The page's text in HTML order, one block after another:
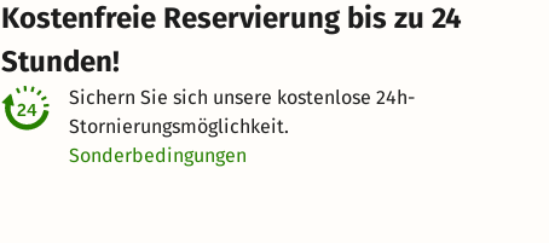
Kostenfreie Reservierung bis zu 24
Stunden!
Sichern Sie sich unsere kostenlose 24h-
Stornierungsmöglichkeit.
Sonderbedingungen